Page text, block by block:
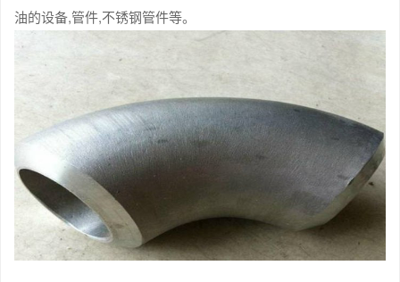
油的设备,管件,不锈钢管件等。